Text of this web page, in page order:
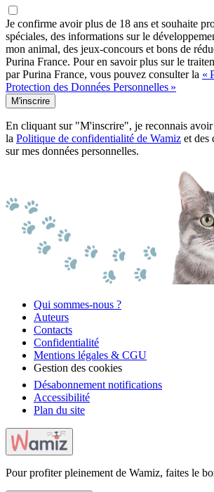
Je confirme avoir plus de 18 ans et souhaite
spéciales, des informations sur le
mon animal, des jeux-concours et bons de
Purina France. Pour en savoir plus sur le
par Purina France, vous pouvez consulter la «
Protection des Données Personnelles »
M'inscrire
En cliquant sur "M'inscrire", je reconnais avoir
la Politique de confidentialité de Wamiz et des
sur mes données personnelles.
Qui sommes-nous ?
Auteurs
Contacts
Confidentialité
Mentions légales & CGU
Gestion des cookies
Désabonnement notifications
Accessibilité
Plan du site
Pour profiter pleinement de Wamiz, faites le